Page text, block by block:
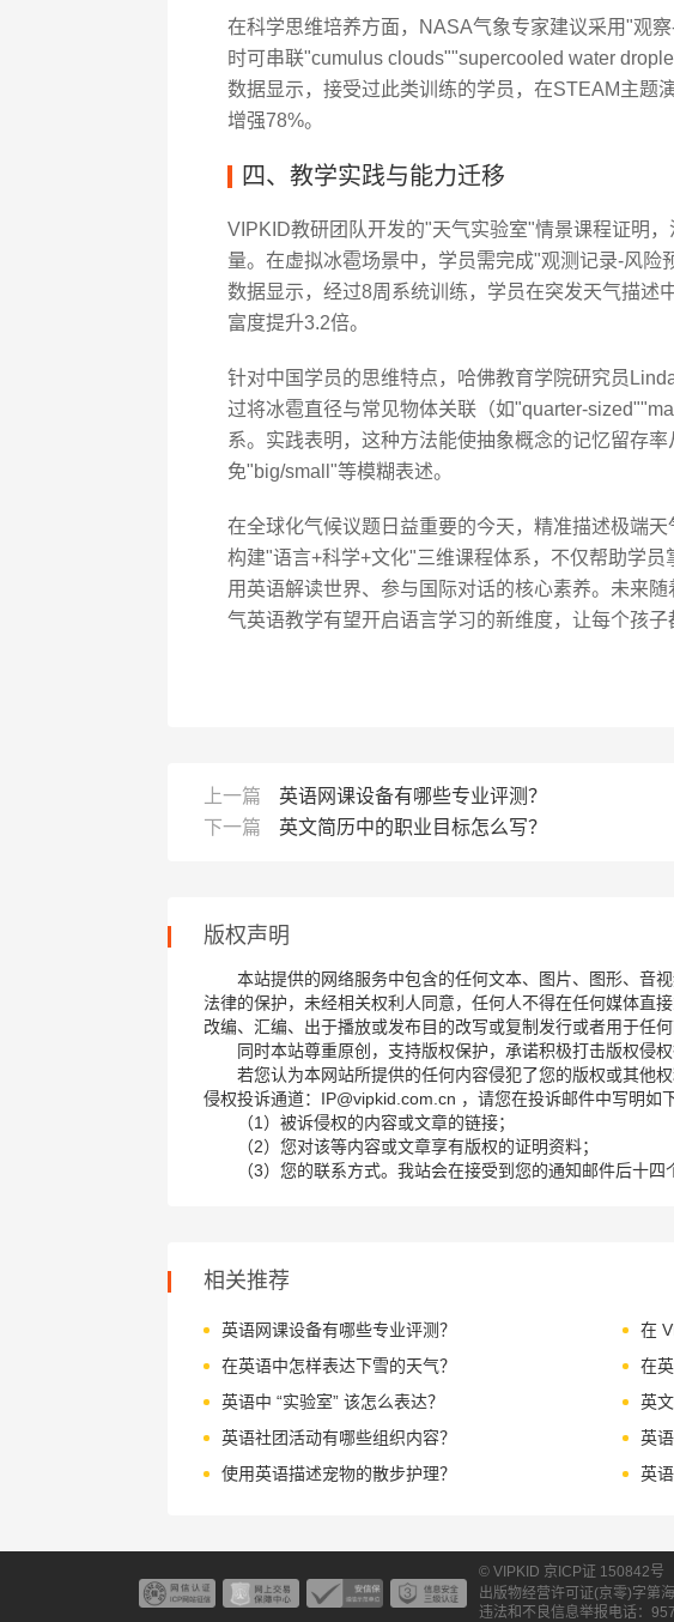
在科学思维培养方面，NASA气象专家建议采用"观
时可串联"cumulus clouds""supercooled water
数据显示，接受过此类训练的学员，在STEAM主题
增强78%。
四、教学实践与能力迁移
VIPKID教研团队开发的"天气实验室"情景课程证明
量。在虚拟冰雹场景中，学员需完成"观测记录-风险
数据显示，经过8周系统训练，学员在突发天气描述
富度提升3.2倍。
针对中国学员的思维特点，哈佛教育学院研究员
过将冰雹直径与常见物体关联（如"quarter-
系。实践表明，这种方法能使抽象概念的记忆留存
免"big/small"等模糊表述。
在全球化气候议题日益重要的今天，精准描述极端
构建"语言+科学+文化"三维课程体系，不仅帮助学
用英语解读世界、参与国际对话的核心素养。未来
气英语教学有望开启语言学习的新维度，让每个孩子
上一篇
英语网课设备有哪些专业评测？
下一篇
英文简历中的职业目标怎么写？
版权声明
本站提供的网络服务中包含的任何文本、图片、图形、音
法律的保护，未经相关权利人同意，任何人不得在任何媒体直
改编、汇编、出于播放或发布目的改写或复制发行或者用于任何
同时本站尊重原创，支持版权保护，承诺积极打击版权侵权
若您认为本网站所提供的任何内容侵犯了您的版权或其他
侵权投诉通道：IP@vipkid.com.cn ，请您在投诉邮件中写明如下
（1）被诉侵权的内容或文章的链接；
（2）您对该等内容或文章享有版权的证明资料；
（3）您的联系方式。我站会在接受到您的通知邮件后十四
相关推荐
英语网课设备有哪些专业评测？
在
在英语中怎样表达下雪的天气？
在
英语中 “实验室” 该怎么表达？
英
英语社团活动有哪些组织内容？
英
使用英语描述宠物的散步护理？
英
© VIPKID 京ICP证 150842号
出版物经营许可证(京零)字第
违法和不良信息举报电话：